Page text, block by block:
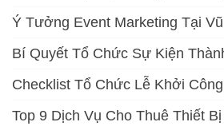
Ý Tưởng Event Marketing Tại
Bí Quyết Tổ Chức Sự Kiện
Checklist Tổ Chức Lễ Khởi
Top 9 Dịch Vụ Cho Thuê Thiết